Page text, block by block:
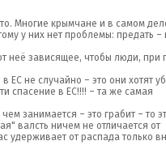
Многие крымчане и в самом
у них нет проблемы: предать –
неё зависящее, чтобы люди, при
ЕС не случайно – это они хотят
спасение в ЕС!!!! – та же самая
занимается – это грабит – то
валсть ничем не отличается от
удерживает от распада только